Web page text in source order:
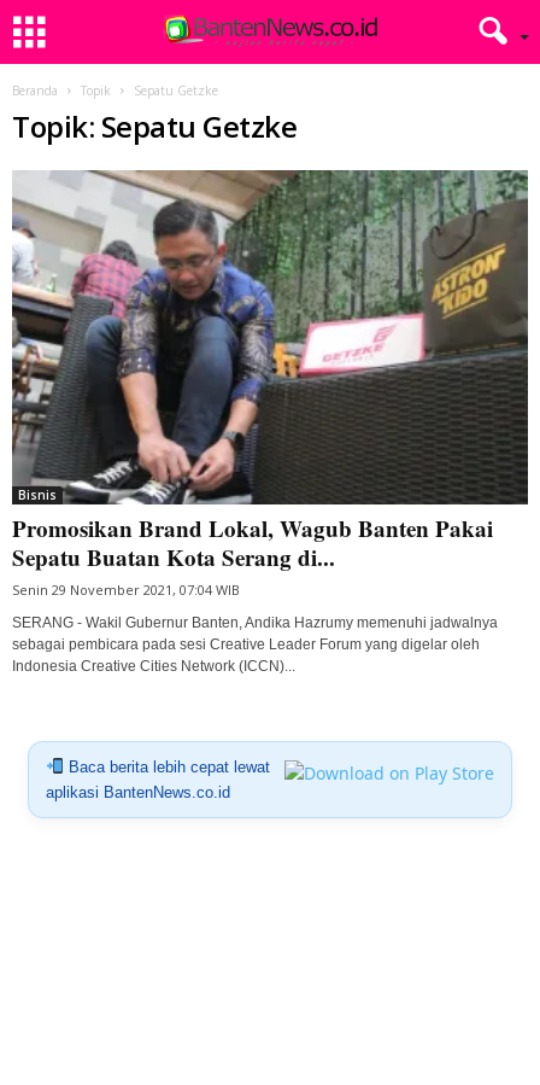
Beranda Topik Sepatu Getzke
Topik: Sepatu Getzke
Bisnis
Promosikan Brand Lokal, Wagub Banten Pakai
Sepatu Buatan Kota Serang di...
Senin 29 November 2021, 07:04 WIB
SERANG - Wakil Gubernur Banten, Andika Hazrumy memenuhi jadwalnya
sebagai pembicara pada sesi Creative Leader Forum yang digelar oleh
Indonesia Creative Cities Network (ICCN)...
Baca berita lebih cepat lewat
aplikasi BantenNews.co.id